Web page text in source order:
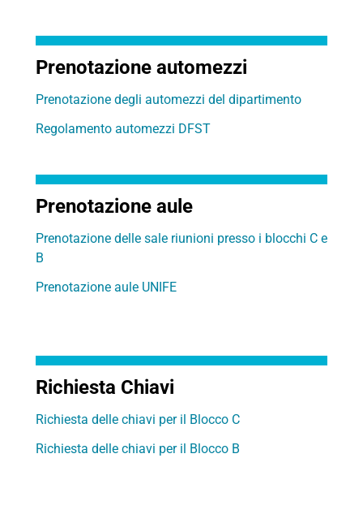
Prenotazione automezzi
Prenotazione degli automezzi del dipartimento
Regolamento automezzi DFST
Prenotazione aule
Prenotazione delle sale riunioni presso i blocchi C e
B
Prenotazione aule UNIFE
Richiesta Chiavi
Richiesta delle chiavi per il Blocco C
Richiesta delle chiavi per il Blocco B